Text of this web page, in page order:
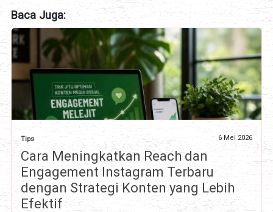
Baca Juga:
Tips 6 Mei 2026
Cara Meningkatkan Reach dan
Engagement Instagram Terbaru
dengan Strategi Konten yang Lebih
Efektif